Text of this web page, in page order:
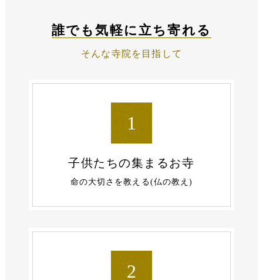
誰でも気軽に立ち寄れる
そんな寺院を目指して
1
子供たちの集まるお寺
命の大切さを教える(仏の教え)
2